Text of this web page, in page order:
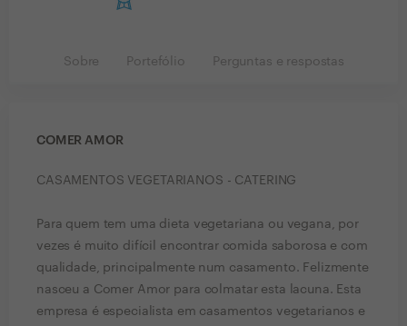
Sobre Portefólio Perguntas e respostas
COMER AMOR
CASAMENTOS VEGETARIANOS - CATERING
Para quem tem uma dieta vegetariana ou vegana, por
vezes é muito difícil encontrar comida saborosa e com
qualidade, principalmente num casamento. Felizmente
nasceu a Comer Amor para colmatar esta lacuna. Esta
empresa é especialista em casamentos vegetarianos e